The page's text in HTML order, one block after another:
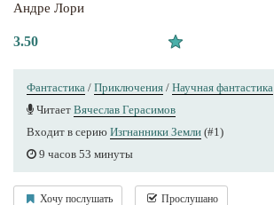
Андре Лори
3.50
Фантастика / Приключения / Научная фантастика
Читает Вячеслав Герасимов
Входит в серию Изгнанники Земли (#1)
9 часов 53 минуты
Хочу послушать Прослушано